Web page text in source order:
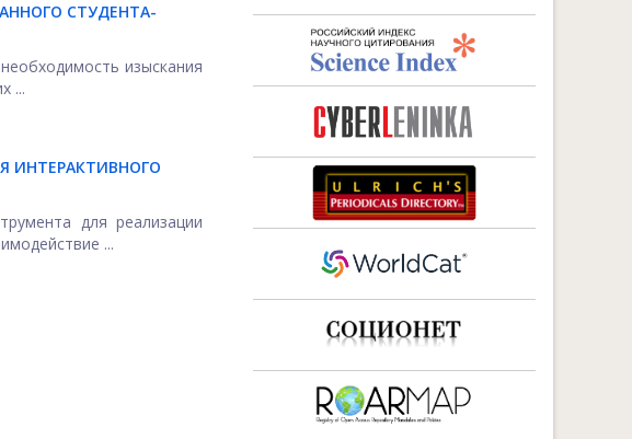
СТУДЕНТА-
изыскания
...
ИНТЕРАКТИВНОГО
для реализации
...